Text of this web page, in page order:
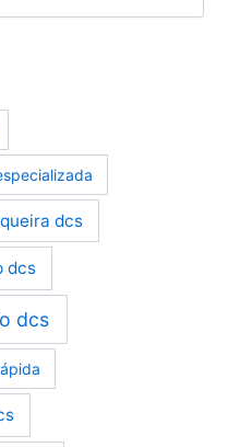
dcs
dcs
dcs